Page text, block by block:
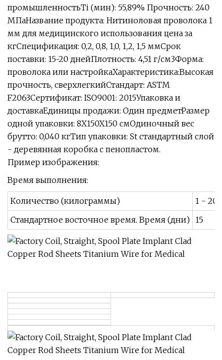
промышленностьTi (мин): 55,89% Прочность: 240
МПаНазвание продукта: Нитиноловая проволока 1
мм для медицинского использования цена за
кгСпецификация: 0,2, 0,8, 1,0, 1,2, 1,5 ммСрок
поставки: 15-20 днейПлотность: 4,51 г/см3Форма:
проволока или настройкаХарактеристика:Высокая
прочность, сверхлегкийСтандарт: ASTM
F2063Сертификат: ISO9001: 2015Упаковка и
доставкаЕдиницы продажи: Один предметРазмер
одной упаковки: 8X150X150 смОдиночный вес
брутто: 0,040 кгТип упаковки: St стандартный слой
- деревянная коробка с пенопластом.
Пример изображения:
Время выполнения:
Количество (килограммы)
1 - 20
Стандартное восточное время. Время (дни) 15